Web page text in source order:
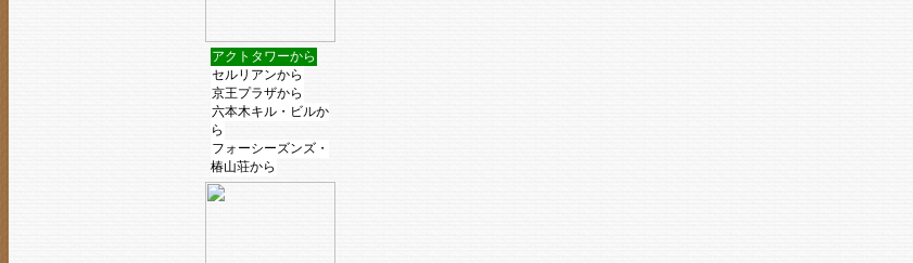
アクトタワーから
セルリアンから
京王プラザから
六本木キル・ビルか
ら
フォーシーズンズ・
椿山荘から